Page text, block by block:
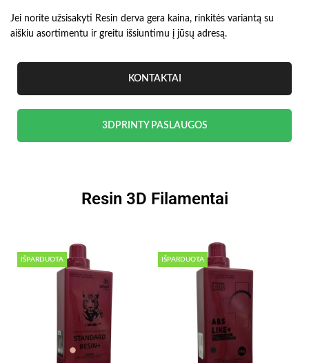
Jei norite užsisakyti Resin derva gera kaina, rinkitės variantą su
aiškiu asortimentu ir greitu išsiuntimu į jūsų adresą.
KONTAKTAI
3DPRINTY PASLAUGOS
Resin 3D Filamentai
IŠPARDUOTA IŠPARDUOTA